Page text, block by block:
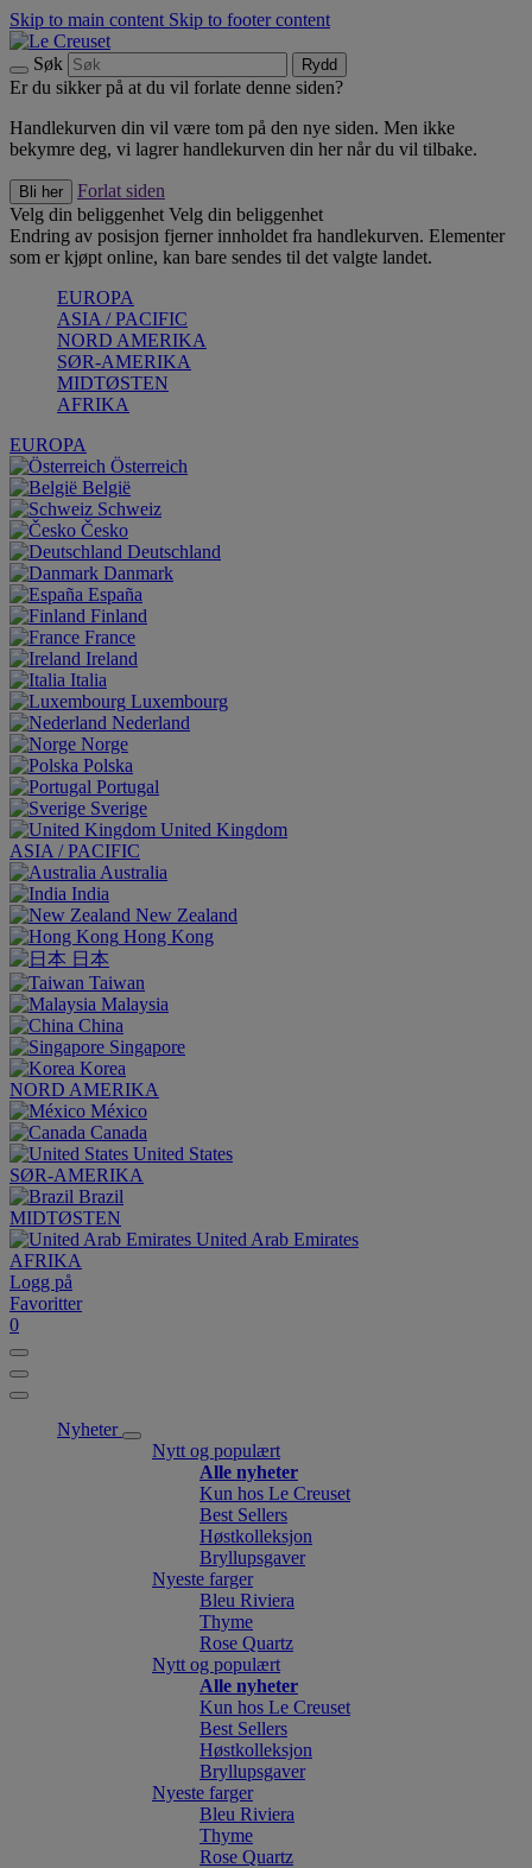
Skip to main content Skip to footer content
Søk Rydd
Er du sikker på at du vil forlate denne siden?
Handlekurven din vil være tom på den nye siden. Men ikke
bekymre deg, vi lagrer handlekurven din her når du vil tilbake.
Bli her
Forlat siden
Velg din beliggenhet Velg din beliggenhet
Endring av posisjon fjerner innholdet fra handlekurven. Elementer
som er kjøpt online, kan bare sendes til det valgte landet.
EUROPA
ASIA / PACIFIC
NORD AMERIKA
SØR-AMERIKA
MIDTØSTEN
AFRIKA
EUROPA
Österreich
België
Schweiz
Česko
Deutschland
Danmark
España
Finland
France
Ireland
Italia
Luxembourg
Nederland
Norge
Polska
Portugal
Sverige
United Kingdom
ASIA / PACIFIC
Australia
India
New Zealand
Hong Kong
日本
Taiwan
Malaysia
China
Singapore
Korea
NORD AMERIKA
México
Canada
United States
SØR-AMERIKA
Brazil
MIDTØSTEN
United Arab Emirates
AFRIKA
Logg på
Favoritter
0
Nyheter
Nytt og populært
Alle nyheter
Kun hos Le Creuset
Best Sellers
Høstkolleksjon
Bryllupsgaver
Nyeste farger
Bleu Riviera
Thyme
Rose Quartz
Nytt og populært
Alle nyheter
Kun hos Le Creuset
Best Sellers
Høstkolleksjon
Bryllupsgaver
Nyeste farger
Bleu Riviera
Thyme
Rose Quartz